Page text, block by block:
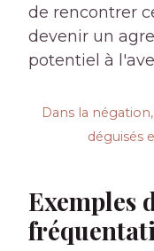
de rencontrer
devenir un
potentiel à
Dans la
déguisés
Exemples